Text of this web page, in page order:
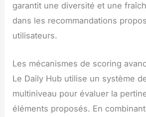
garantit une diversité et une
dans les recommandations
utilisateurs.
Les mécanismes de scoring
Le Daily Hub utilise un système
multiniveau pour évaluer la
éléments proposés. En